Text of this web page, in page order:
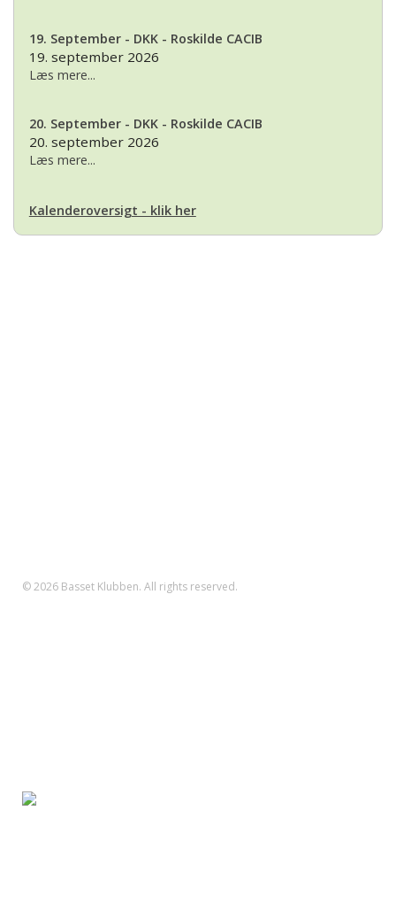
19. September - DKK - Roskilde CACIB
19. september 2026
Læs mere...
20. September - DKK - Roskilde CACIB
20. september 2026
Læs mere...
Kalenderoversigt - klik her
© 2026 Basset Klubben. All rights reserved.